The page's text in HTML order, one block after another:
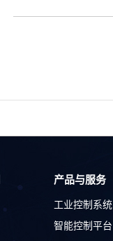
产品与服务
工业控制系统
智能控制平台